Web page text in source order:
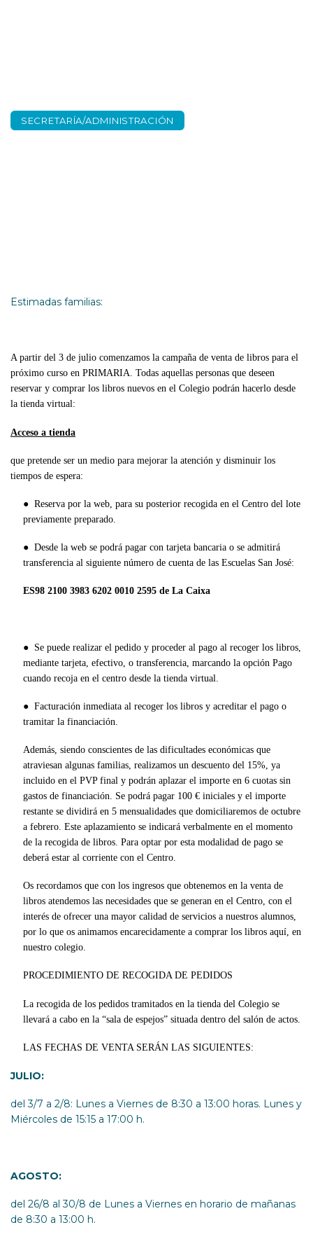
SECRETARÍA/ADMINISTRACIÓN
Estimadas familias:
A partir del 3 de julio comenzamos la campaña de venta de libros para el
próximo curso en PRIMARIA. Todas aquellas personas que deseen
reservar y comprar los libros nuevos en el Colegio podrán hacerlo desde
la tienda virtual:
Acceso a tienda
que pretende ser un medio para mejorar la atención y disminuir los
tiempos de espera:
● Reserva por la web, para su posterior recogida en el Centro del lote
previamente preparado.
● Desde la web se podrá pagar con tarjeta bancaria o se admitirá
transferencia al siguiente número de cuenta de las Escuelas San José:
ES98 2100 3983 6202 0010 2595 de La Caixa
● Se puede realizar el pedido y proceder al pago al recoger los libros,
mediante tarjeta, efectivo, o transferencia, marcando la opción Pago
cuando recoja en el centro desde la tienda virtual.
● Facturación inmediata al recoger los libros y acreditar el pago o
tramitar la financiación.
Además, siendo conscientes de las dificultades económicas que
atraviesan algunas familias, realizamos un descuento del 15%, ya
incluido en el PVP final y podrán aplazar el importe en 6 cuotas sin
gastos de financiación. Se podrá pagar 100 € iniciales y el importe
restante se dividirá en 5 mensualidades que domiciliaremos de octubre
a febrero. Este aplazamiento se indicará verbalmente en el momento
de la recogida de libros. Para optar por esta modalidad de pago se
deberá estar al corriente con el Centro.
Os recordamos que con los ingresos que obtenemos en la venta de
libros atendemos las necesidades que se generan en el Centro, con el
interés de ofrecer una mayor calidad de servicios a nuestros alumnos,
por lo que os animamos encarecidamente a comprar los libros aquí, en
nuestro colegio.
PROCEDIMIENTO DE RECOGIDA DE PEDIDOS
La recogida de los pedidos tramitados en la tienda del Colegio se
llevará a cabo en la “sala de espejos” situada dentro del salón de actos.
LAS FECHAS DE VENTA SERÁN LAS SIGUIENTES:
JULIO:
del 3/7 a 2/8: Lunes a Viernes de 8:30 a 13:00 horas. Lunes y
Miércoles de 15:15 a 17:00 h.
AGOSTO:
del 26/8 al 30/8 de Lunes a Viernes en horario de mañanas
de 8:30 a 13:00 h.